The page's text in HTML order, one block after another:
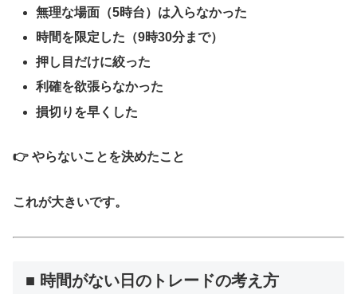
無理な場面（5時台）は入らなかった
時間を限定した（9時30分まで）
押し目だけに絞った
利確を欲張らなかった
損切りを早くした
👉 やらないことを決めたこと
これが大きいです。
■ 時間がない日のトレードの考え方